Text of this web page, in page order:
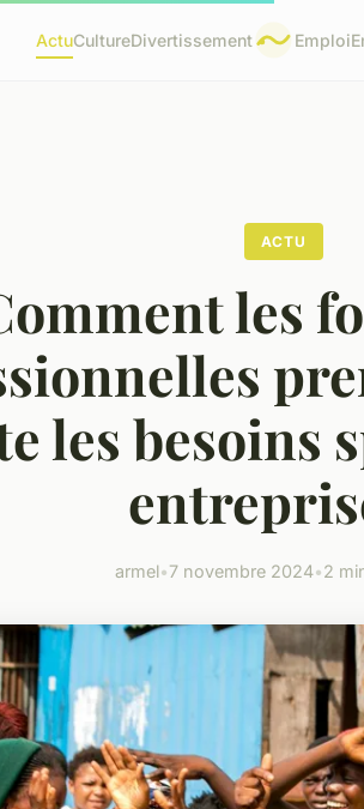
ActuCultureDivertissement Emploi
ACTU
les
les besoins
armel•7 novembre 2024•2